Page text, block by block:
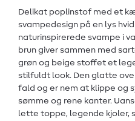
Delikat poplinstof med et
svampedesign på en lys
naturinspirerede svampe i
brun giver sammen med
grøn og beige stoffet et
stilfuldt look. Den glatte
fald og er nem at klippe og
sømme og rene kanter.
lette toppe, legende kjoler,